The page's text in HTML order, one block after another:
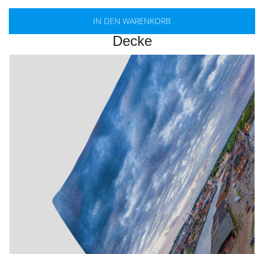
IN DEN WARENKORB
Decke